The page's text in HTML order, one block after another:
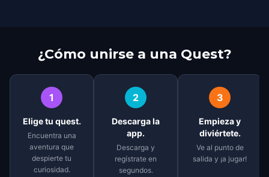
¿Cómo unirse a una Quest?
1
Elige tu quest.
Encuentra una
aventura que
despierte tu
curiosidad.
2
Descarga la
app.
Descarga y
regístrate en
segundos.
3
Empieza y
diviértete.
Ve al punto de
salida y ¡a jugar!